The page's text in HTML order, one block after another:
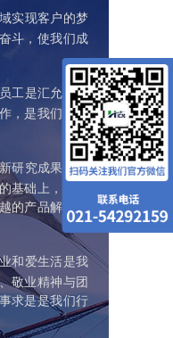
实现客户的梦
斗，使我们成
工是汇允最大
，是我们事业
研究成果，虚
基础上，开放
的产品解决用
和爱生活是我
敬业精神与团
求是是我们行